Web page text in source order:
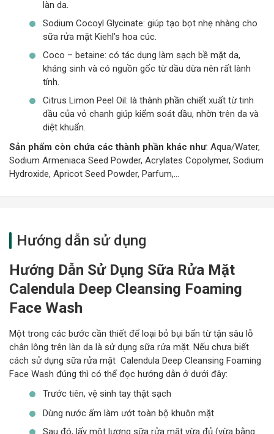
làn da.
Sodium Cocoyl Glycinate: giúp tạo bọt nhẹ nhàng cho
sữa rửa mặt Kiehl’s hoa cúc.
Coco – betaine: có tác dụng làm sạch bề mặt da,
kháng sinh và có nguồn gốc từ dầu dừa nên rất lành
tính.
Citrus Limon Peel Oil: là thành phần chiết xuất từ tinh
dầu của vỏ chanh giúp kiểm soát dầu, nhờn trên da và
diệt khuẩn.
Sản phẩm còn chứa các thành phần khác như: Aqua/Water,
Sodium Armeniaca Seed Powder, Acrylates Copolymer, Sodium
Hydroxide, Apricot Seed Powder, Parfum,…
Hướng dẫn sử dụng
Hướng Dẫn Sử Dụng Sữa Rửa Mặt
Calendula Deep Cleansing Foaming
Face Wash
Một trong các bước cần thiết để loại bỏ bụi bẩn từ tận sâu lỗ
chân lông trên làn da là sử dụng sữa rửa mặt. Nếu chưa biết
cách sử dụng sữa rửa mặt Calendula Deep Cleansing Foaming
Face Wash đúng thì có thể đọc hướng dẫn ở dưới đây:
Trước tiên, vệ sinh tay thật sạch
Dùng nước ấm làm ướt toàn bộ khuôn mặt
Sau đó, lấy một lượng sữa rửa mặt vừa đủ (vừa bằng